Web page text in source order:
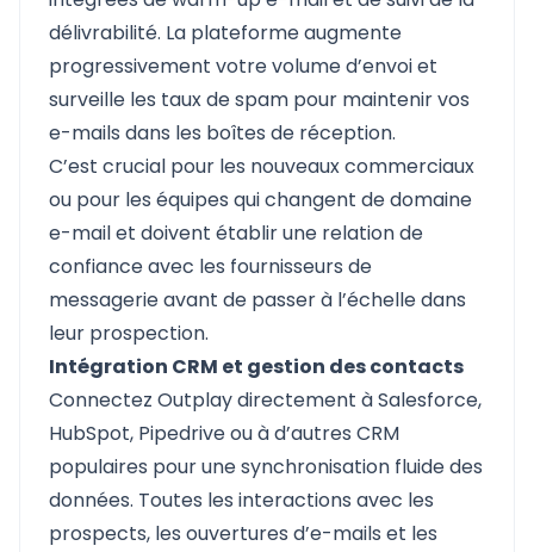
délivrabilité. La plateforme augmente
progressivement votre volume d’envoi et
surveille les taux de spam pour maintenir vos
e-mails dans les boîtes de réception.
C’est crucial pour les nouveaux commerciaux
ou pour les équipes qui changent de domaine
e-mail et doivent établir une relation de
confiance avec les fournisseurs de
messagerie avant de passer à l’échelle dans
leur prospection.
Intégration CRM et gestion des contacts
Connectez Outplay directement à Salesforce,
HubSpot, Pipedrive ou à d’autres CRM
populaires pour une synchronisation fluide des
données. Toutes les interactions avec les
prospects, les ouvertures d’e-mails et les